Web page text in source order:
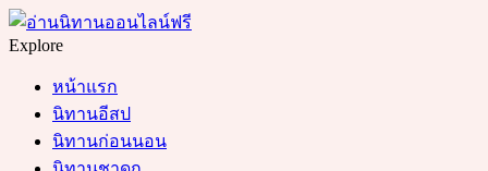
Menu
Search
Explore
หน้าแรก
นิทานอีสป
นิทานก่อนนอน